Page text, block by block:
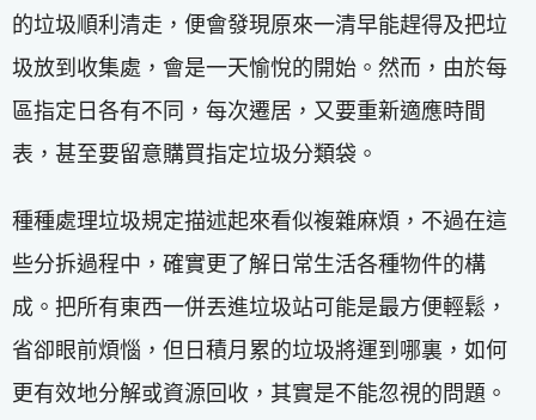
的垃圾順利清走，便會發現原來一清早能趕得及把垃
圾放到收集處，會是一天愉悅的開始。然而，由於每
區指定日各有不同，每次遷居，又要重新適應時間
表，甚至要留意購買指定垃圾分類袋。
種種處理垃圾規定描述起來看似複雜麻煩，不過在這
些分拆過程中，確實更了解日常生活各種物件的構
成。把所有東西一併丟進垃圾站可能是最方便輕鬆，
省卻眼前煩惱，但日積月累的垃圾將運到哪裏，如何
更有效地分解或資源回收，其實是不能忽視的問題。